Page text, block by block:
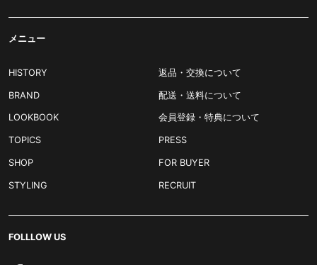
メニュー
HISTORY
BRAND
LOOKBOOK
TOPICS
SHOP
STYLING
返品・交換について
配送・送料について
会員登録・特典について
PRESS
FOR BUYER
RECRUIT
FOLLLOW US